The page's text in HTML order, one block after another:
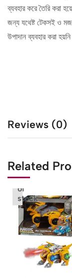
ব্যবহার করে তৈরি করা
জন্য যথেষ্ট টেকসই ও
উপাদান ব্যবহার করা
Reviews (0)
Related
Out
of
stock